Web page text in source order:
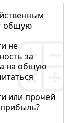
общую
не
за
на общую
или прочей